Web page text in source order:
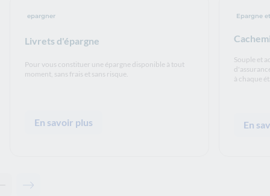
Livrets d'épargne
epargner
Pour vous constituer une épargne disponible à tout
moment, sans frais et sans risque.
En savoir plus
Epargne
Souple et
à chaque
En
Contenu précédent - Solutions associées
Contenu suivant - Solutions associées